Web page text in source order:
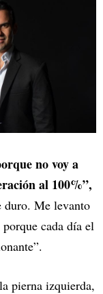
no voy a
al 100%”,
duro. Me levanto
cada día el
pierna izquierda,